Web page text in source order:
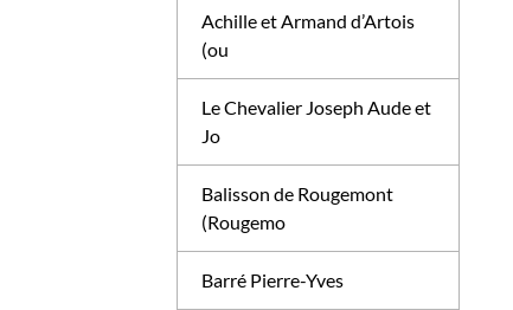
Achille et Armand d’Artois
(ou
Le Chevalier Joseph Aude et
Jo
Balisson de Rougemont
(Rougemo
Barré Pierre-Yves